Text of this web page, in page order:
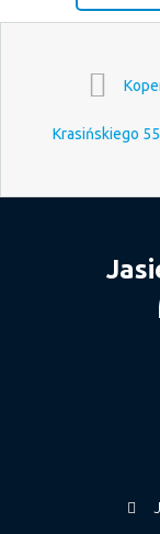
Krasińskiego